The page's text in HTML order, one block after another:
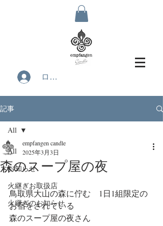
ログイン
記事
All
お知らせ
火継ぎお取扱店
火継ぎのお知らせ
All
森のスープ屋の夜
empfangen candle
2025年3月3日
鳥取県大山の森に佇む　1日1組限定の
お宿をされている
森のスープ屋の夜さん